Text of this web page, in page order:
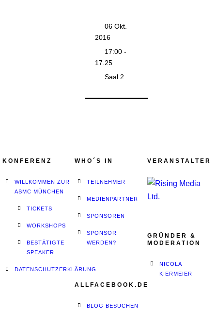
06 Okt.
2016
17:00 -
17:25
Saal 2
KONFERENZ
WILLKOMMEN ZUR
ASMC MÜNCHEN
TICKETS
WORKSHOPS
BESTÄTIGTE
SPEAKER
DATENSCHUTZERKLÄRUNG
WHO´S IN
TEILNEHMER
MEDIENPARTNER
SPONSOREN
SPONSOR
WERDEN?
ALLFACEBOOK.DE
BLOG BESUCHEN
VERANSTALTER
GRÜNDER &
MODERATION
NICOLA
KIERMEIER